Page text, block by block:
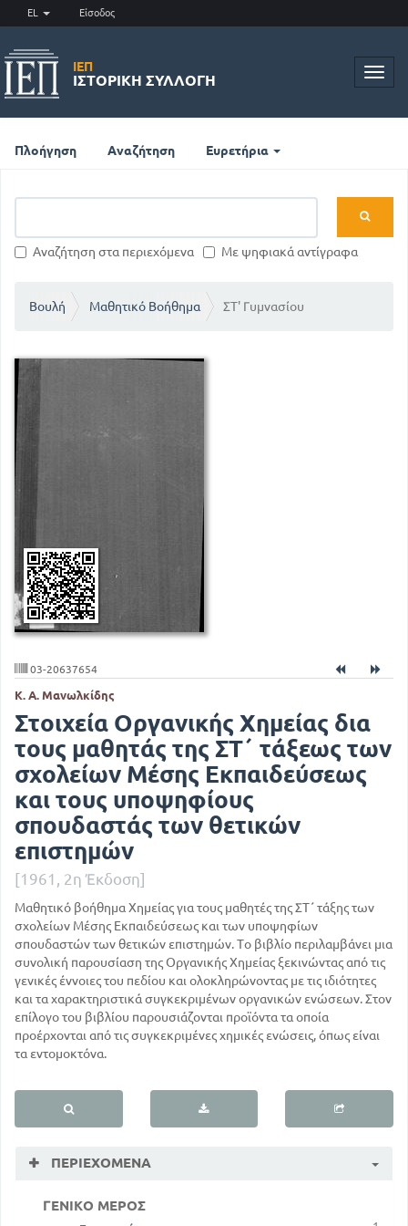
EL Είσοδος
ΙΕΠ
ΙΣΤΟΡΙΚΉ ΣΥΛΛΟΓΉ
Πλοήγηση Αναζήτηση Ευρετήρια
Αναζήτηση στα περιεχόμενα Με ψηφιακά αντίγραφα
Βουλή Μαθητικό Βοήθημα ΣΤ' Γυμνασίου
03-20637654
Κ. Α. Μανωλκίδης
Στοιχεία Οργανικής Χημείας δια
τους μαθητάς της ΣΤ΄ τάξεως των
σχολείων Μέσης Εκπαιδεύσεως
και τους υποψηφίους
σπουδαστάς των θετικών
επιστημών
[1961, 2η Έκδοση]
Μαθητικό βοήθημα Χημείας για τους μαθητές της ΣΤ΄ τάξης των
σχολείων Μέσης Εκπαιδεύσεως και των υποψηφίων
σπουδαστών των θετικών επιστημών. Το βιβλίο περιλαμβάνει μια
συνολική παρουσίαση της Οργανικής Χημείας ξεκινώντας από τις
γενικές έννοιες του πεδίου και ολοκληρώνοντας με τις ιδιότητες
και τα χαρακτηριστικά συγκεκριμένων οργανικών ενώσεων. Στον
επίλογο του βιβλίου παρουσιάζονται προϊόντα τα οποία
προέρχονται από τις συγκεκριμένες χημικές ενώσεις, όπως είναι
τα εντομοκτόνα.
ΠΕΡΙΕΧΌΜΕΝΑ
ΓΕΝΙΚΟ ΜΕΡΟΣ